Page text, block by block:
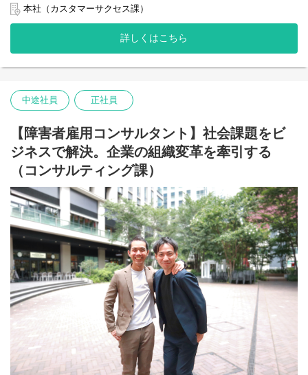
促進
トする」のが私たちのミッションです。
定着支援カウンセラーは、単なる「お悩み相談役」ではありませ
ん。企業から「コミュニケーションがうまく噛み合わない」「ど
のような配慮やマネジメントが適切か迷っている」といったご相
談を受け、ご本人との面談を実施します。
表面的な課題の背景にあるものが「ご本人の障害特性によるも
の」なのかを客観的に紐解き、企業側へ具体的なアプローチ方法
や配慮の工夫を助言・提案する、【企業と当事者の間に入り、双
■ 具体的な業務内容
主には以下の4つの業務を軸に、運用オペレーションの進行管理
と、企業ごとのニーズに合わせた定着支援を行っていただきま
す。
① 相談窓口の運用オペレーション・進行管理（★メイン業務）
企業ごとのニーズに合わせた「相談窓口」の運営基盤を支えま
す。企業から届くカウンセリング依頼（Microsoft Forms等）の受
付から、面談枠のスケジュール調整、データ入力や進捗管理まで
を一手に担います。
※基本ツールとしてMicrosoft 365を使用するため、日常的なPCス
キルを活かして、支援が円滑に進むための仕組みづくりや事務作
業をメインでお任せします。
② 企業への事前ヒアリングと個別面談（企業担当カウンセラー業
務）
企業が抱えている「ご本人の課題感（指示が通らない、関係性が
築けない等）」を事前にヒアリング。その後、ご本人と直接面談
を行い、カウンセリング技術を用いて本音や背景（特性なのか、
環境要因なのか）を引き出します。
※面談はオンラインが中心ですが、終日先方の会議室に訪問して
本社（カスタマーサクセス課）
詳しくはこちら
中途社員 正社員
【障害者雇用コンサルタント】社会課題をビ
ジネスで解決。企業の組織変革を牽引する
（コンサルティング課）